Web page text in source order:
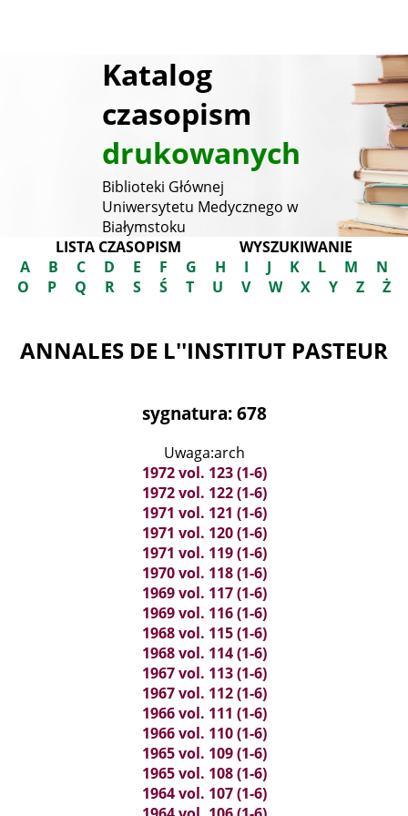
Katalog
czasopism
drukowanych
Biblioteki Głównej
Uniwersytetu Medycznego w
Białymstoku
LISTA CZASOPISM
WYSZUKIWANIE
A
B C D E F G H I J K L M
N
O
P Q R S Ś T U V W X Y Z Ż
ANNALES DE L''INSTITUT PASTEUR
sygnatura: 678
Uwaga:arch
1972 vol. 123 (1-6)
1972 vol. 122 (1-6)
1971 vol. 121 (1-6)
1971 vol. 120 (1-6)
1971 vol. 119 (1-6)
1970 vol. 118 (1-6)
1969 vol. 117 (1-6)
1969 vol. 116 (1-6)
1968 vol. 115 (1-6)
1968 vol. 114 (1-6)
1967 vol. 113 (1-6)
1967 vol. 112 (1-6)
1966 vol. 111 (1-6)
1966 vol. 110 (1-6)
1965 vol. 109 (1-6)
1965 vol. 108 (1-6)
1964 vol. 107 (1-6)